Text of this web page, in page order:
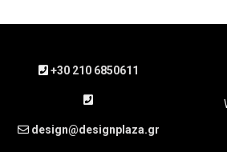
+30 210 6850611
design@designplaza.gr